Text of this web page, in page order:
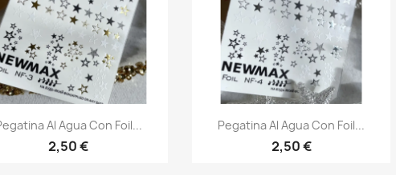
Vista rápida
Al Agua Con Foil...
2,50 €
Vista rápida
Pegatina Al Agua Con Foil...
2,50 €